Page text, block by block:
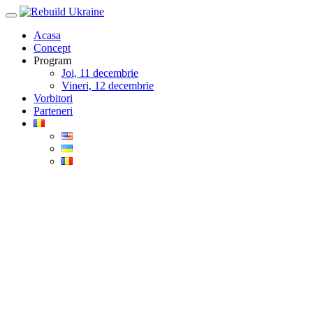
Skip
contentAcasa
Concept
Program
Joi, 11 decembrie
Vineri, 12 decembrie
Vorbitori
Parteneri